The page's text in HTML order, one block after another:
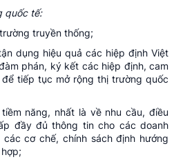
quốc tế:
truyền thống;
dụng hiệu quả các hiệp định Việt
phán, ký kết các hiệp định, cam
tiếp tục mở rộng thị trường quốc
năng, nhất là về nhu cầu, điều
đầy đủ thông tin cho các doanh
cơ chế, chính sách định hướng